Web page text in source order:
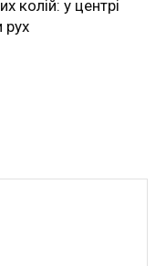
колій: у центрі
рух